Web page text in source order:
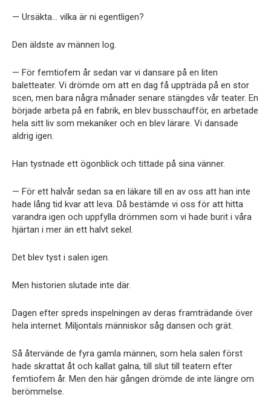
— Ursäkta… vilka är ni egentligen?
Den äldste av männen log.
— För femtiofem år sedan var vi dansare på en liten
baletteater. Vi drömde om att en dag få uppträda på en stor
scen, men bara några månader senare stängdes vår teater. En
började arbeta på en fabrik, en blev busschaufför, en arbetade
hela sitt liv som mekaniker och en blev lärare. Vi dansade
aldrig igen.
Han tystnade ett ögonblick och tittade på sina vänner.
— För ett halvår sedan sa en läkare till en av oss att han inte
hade lång tid kvar att leva. Då bestämde vi oss för att hitta
varandra igen och uppfylla drömmen som vi hade burit i våra
hjärtan i mer än ett halvt sekel.
Det blev tyst i salen igen.
Men historien slutade inte där.
Dagen efter spreds inspelningen av deras framträdande över
hela internet. Miljontals människor såg dansen och grät.
Så återvände de fyra gamla männen, som hela salen först
hade skrattat åt och kallat galna, till slut till teatern efter
femtiofem år. Men den här gången drömde de inte längre om
berömmelse.